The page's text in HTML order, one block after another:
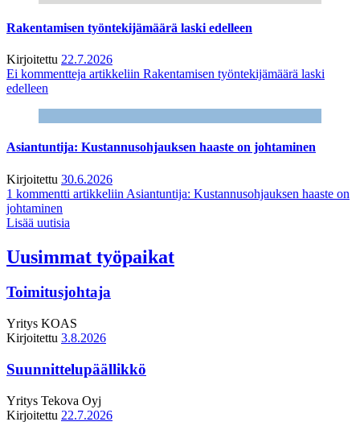
Rakentamisen työntekijämäärä laski edelleen
Kirjoitettu 22.7.2026
Ei kommentteja artikkeliin Rakentamisen työntekijämäärä laski
edelleen
Asiantuntija: Kustannusohjauksen haaste on johtaminen
Kirjoitettu 30.6.2026
1 kommentti artikkeliin Asiantuntija: Kustannusohjauksen haaste on
johtaminen
Lisää uutisia
Uusimmat työpaikat
Toimitusjohtaja
Yritys KOAS
Kirjoitettu 3.8.2026
Suunnittelupäällikkö
Yritys Tekova Oyj
Kirjoitettu 22.7.2026